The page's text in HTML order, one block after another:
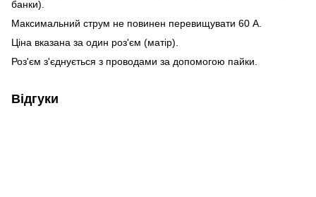
банки).
Максимальний струм не повинен перевищувати 60 А.
Ціна вказана за один роз'єм (матір).
Роз'єм з'єднується з проводами за допомогою пайки.
Відгуки